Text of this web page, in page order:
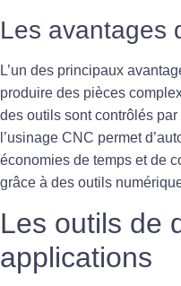
Les avantages
L’un des principaux
produire des pièces
des outils sont contrôlés
l’usinage CNC permet
économies de temps et de
grâce à des outils
Les outils de
applications